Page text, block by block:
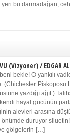
yeri bu darmadağan,
(Vizyoner) / EDGAR
bekle! O yankılı
(Chichester Piskoposu
yazdığı ağıt.)
hayal gücünün
alevleri arasına
duruyor
gölgelerin […]